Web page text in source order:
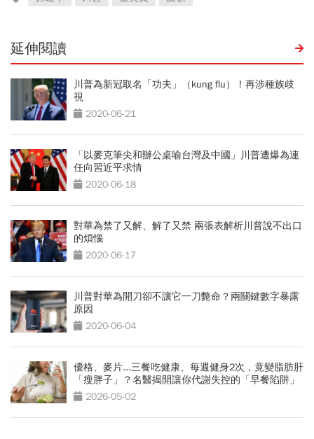
延伸閱讀
川普為新冠取名「功夫」（kung flu）！再涉種族歧
視
2020-06-21
「以麥克筆尖和辦公桌喻台灣及中國」川普遭爆為連
任向習近平求情
2020-06-18
對華為禁了又解、解了又禁 兩張表解析川普說不出口
的煩惱
2020-06-17
川普對華為開刀卻不讓它一刀斃命？兩關鍵數字暴露
原因
2020-06-04
優格、麥片...三餐吃健康、每週健身2次，竟變脂肪肝
「瘦胖子」？名醫揭開讓你代謝失控的「早餐陷阱」
2026-05-02